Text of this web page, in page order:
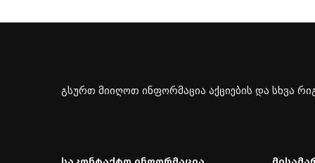
გსურთ მიიღოთ ინფორმაცია აქციების და სხვა
Საკონტაქტო Ინფორმაცია